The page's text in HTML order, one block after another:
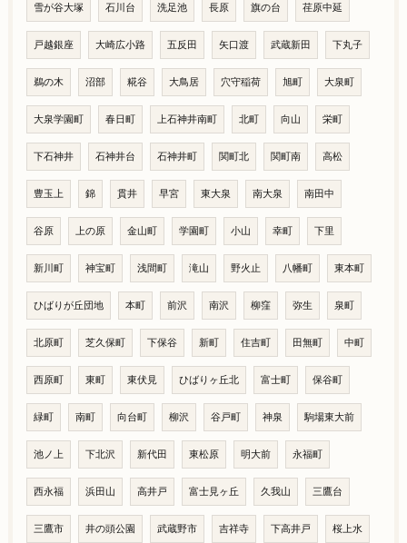
雪が谷大塚 石川台 洗足池 長原 旗の台 荏原中延
戸越銀座 大崎広小路 五反田 矢口渡 武蔵新田 下丸子
鵜の木 沼部 糀谷 大鳥居 穴守稲荷 旭町 大泉町
大泉学園町 春日町 上石神井南町 北町 向山 栄町
下石神井 石神井台 石神井町 関町北 関町南 高松
豊玉上 錦 貫井 早宮 東大泉 南大泉 南田中
谷原 上の原 金山町 学園町 小山 幸町 下里
新川町 神宝町 浅間町 滝山 野火止 八幡町 東本町
ひばりが丘団地 本町 前沢 南沢 柳窪 弥生 泉町
北原町 芝久保町 下保谷 新町 住吉町 田無町 中町
西原町 東町 東伏見 ひばりヶ丘北 富士町 保谷町
緑町 南町 向台町 柳沢 谷戸町 神泉 駒場東大前
池ノ上 下北沢 新代田 東松原 明大前 永福町
西永福 浜田山 高井戸 富士見ヶ丘 久我山 三鷹台
三鷹市 井の頭公園 武蔵野市 吉祥寺 下高井戸 桜上水